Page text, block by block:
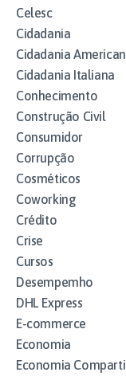
Celesc
Cidadania
Cidadania
Cidadania Italiana
Conhecimento
Construção Civil
Consumidor
Corrupção
Cosméticos
Coworking
Crédito
Crise
Cursos
Desempemho
DHL Express
E-commerce
Economia
Economia